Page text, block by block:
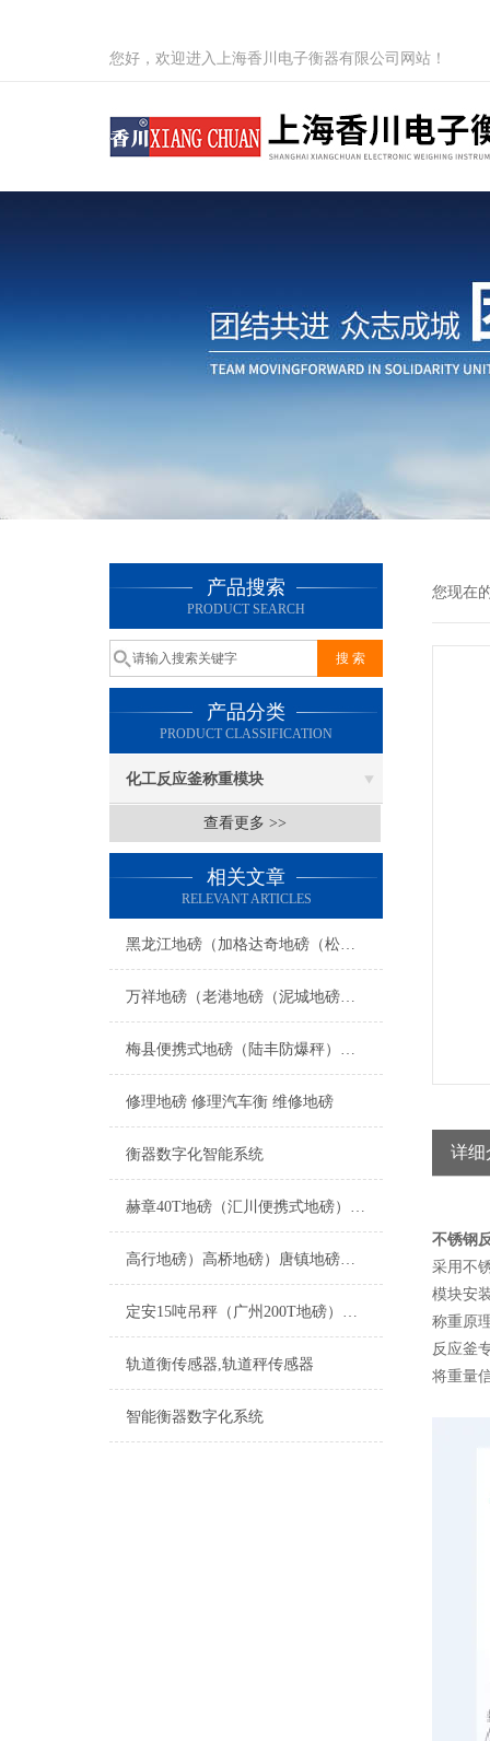
您好，欢迎进入上海香川电子衡器有限公司网站！
产品搜索
PRODUCT SEARCH
产品分类
PRODUCT CLASSIFICATION
化工反应釜称重模块
查看更多 >>
相关文章
RELEVANT ARTICLES
黑龙江地磅（加格达奇地磅（松岭地磅（新林地磅）呼中地磅）漠河地磅维修
万祥地磅（老港地磅（泥城地磅）宣桥地磅）书院地磅（南汇地磅维修
梅县便携式地磅（陆丰防爆秤）城区电子秤）河源汽车衡维修
修理地磅 修理汽车衡 维修地磅
衡器数字化智能系统
赫章40T地磅（汇川便携式地磅）雷山50T汽车衡维修
高行地磅）高桥地磅）唐镇地磅维修
定安15吨吊秤（广州200T地磅）增城轨道衡）乐昌120吨汽车衡维修
轨道衡传感器,轨道秤传感器
智能衡器数字化系统
您现在
详细
不锈钢
采用不
模块安
称重原
反应釜
将重量